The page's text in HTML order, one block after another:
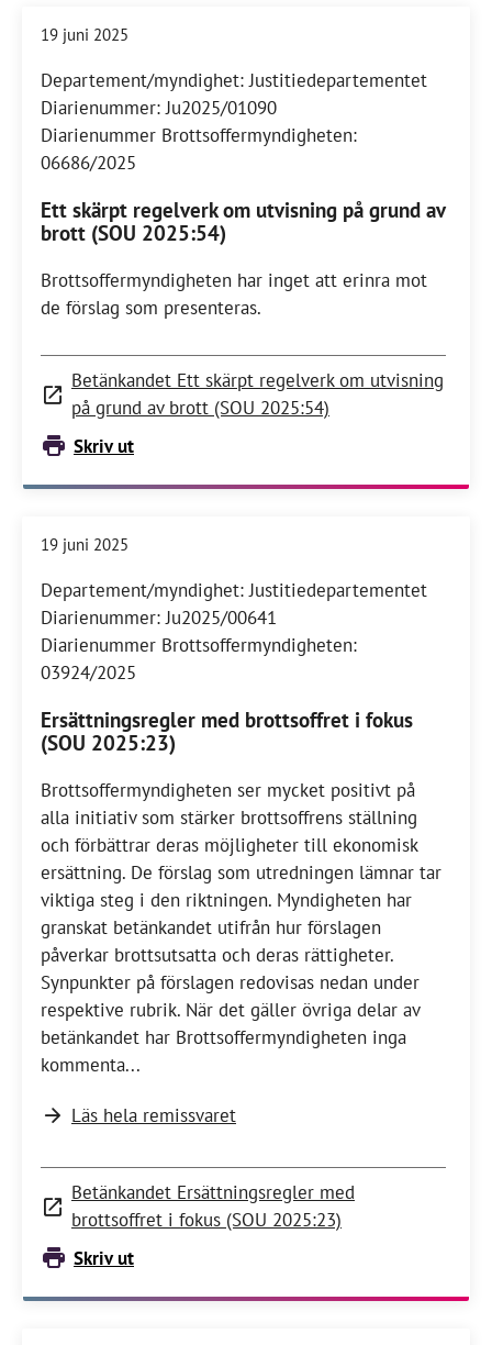
19 juni 2025
Departement/myndighet: Justitiedepartementet
Diarienummer: Ju2025/01090
Diarienummer Brottsoffermyndigheten:
06686/2025
Ett skärpt regelverk om utvisning på grund av
brott (SOU 2025:54)
Brottsoffermyndigheten har inget att erinra mot
de förslag som presenteras.
Betänkandet Ett skärpt regelverk om utvisning
på grund av brott (SOU 2025:54)
Skriv ut
19 juni 2025
Departement/myndighet: Justitiedepartementet
Diarienummer: Ju2025/00641
Diarienummer Brottsoffermyndigheten:
03924/2025
Ersättningsregler med brottsoffret i fokus
(SOU 2025:23)
Brottsoffermyndigheten ser mycket positivt på
alla initiativ som stärker brotts­offrens ställning
och förbättrar deras möjligheter till ekonomisk
ersättning. De förslag som utredningen lämnar tar
viktiga steg i den riktningen. Myndigheten har
granskat betänkandet utifrån hur förslagen
påverkar brottsutsatta och deras rättigheter.
Synpunkter på förslagen redovisas nedan under
respektive rubrik. När det gäller övriga delar av
betänkandet har Brottsoffermyndigheten inga
kommenta...
Läs hela remissvaret
Betänkandet Ersättningsregler med
brottsoffret i fokus (SOU 2025:23)
Skriv ut